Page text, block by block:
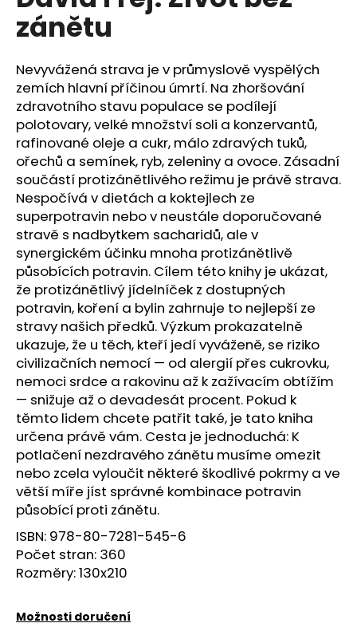
z
hvězdiček.
zánětu
Nevyvážená strava je v průmyslově vyspělých
zemích hlavní příčinou úmrtí. Na zhoršování
zdravotního stavu populace se podílejí
polotovary, velké množství soli a konzervantů,
rafinované oleje a cukr, málo zdravých tuků,
ořechů a semínek, ryb, zeleniny a ovoce. Zásadní
součástí protizánětlivého režimu je právě strava.
Nespočívá v dietách a koktejlech ze
superpotravin nebo v neustále doporučované
stravě s nadbytkem sacharidů, ale v
synergickém účinku mnoha protizánětlivě
působících potravin. Cílem této knihy je ukázat,
že protizánětlivý jídelníček z dostupných
potravin, koření a bylin zahrnuje to nejlepší ze
stravy našich předků. Výzkum prokazatelně
ukazuje, že u těch, kteří jedí vyváženě, se riziko
civilizačních nemocí — od alergií přes cukrovku,
nemoci srdce a rakovinu až k zažívacím obtížím
— snižuje až o devadesát procent. Pokud k
těmto lidem chcete patřit také, je tato kniha
určena právě vám. Cesta je jednoduchá: K
potlačení nezdravého zánětu musíme omezit
nebo zcela vyloučit některé škodlivé pokrmy a ve
větší míře jíst správné kombinace potravin
působící proti zánětu.
ISBN: 978-80-7281-545-6
Počet stran: 360
Rozměry:130x210
Možnosti doručení
a
j
í
t
?
HLEDAT
D
o
p
o
r
u
č
u
j
e
m
e
JANČŮV
DETOXIKAČNÍ
A
REGENERAČNÍ
UNIVERZÁLNÍ
ČAJ
99
Kč